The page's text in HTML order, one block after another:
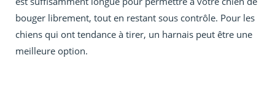
bouger librement, tout en restant sous contrôle. Pour les
chiens qui ont tendance à tirer, un harnais peut être une
meilleure option.